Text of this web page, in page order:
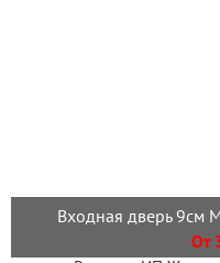
Входная дверь
От